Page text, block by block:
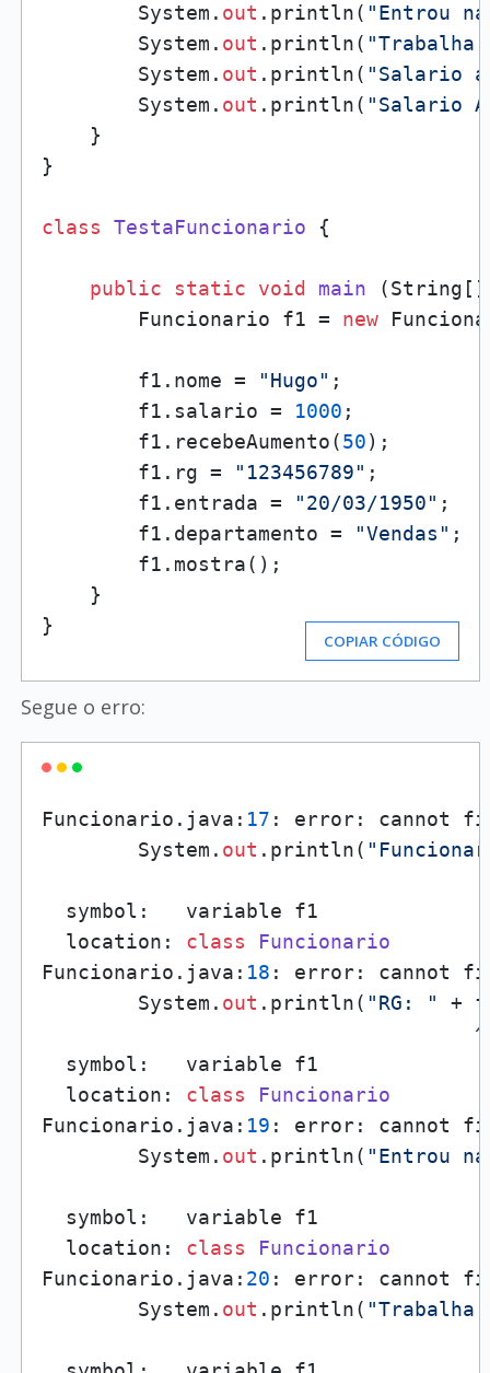
        System.
out .println( "Entrou
        System.
out .println( "Trabalha
        System.
out .println( "Salario
        System.
out .println( "Salario
    }
}
class TestaFuncionario {
public static void main (String[]
        Funcionario f1 =
new
        f1.nome =
"Hugo" ;
        f1.salario =
1000 ;
        f1.recebeAumento(
50);
        f1.rg =
"123456789" ;
        f1.entrada =
"20/03/1950" ;
        f1.departamento =
"Vendas" ;
        f1.mostra();
    }
}
COPIAR CÓDIGO
Segue o erro:
Funcionario.java: 17 : error: cannot
        System.
out .println(
  symbol:   variable f1
  location:
class
Funcionario
Funcionario.java: 18 : error: cannot
        System.
out .println( "RG: "
+
                                    ^
  symbol:   variable f1
  location:
class
Funcionario
Funcionario.java: 19 : error: cannot
        System.
out .println( "Entrou
  symbol:   variable f1
  location:
class
Funcionario
Funcionario.java: 20 : error: cannot
        System.
out .println( "Trabalha